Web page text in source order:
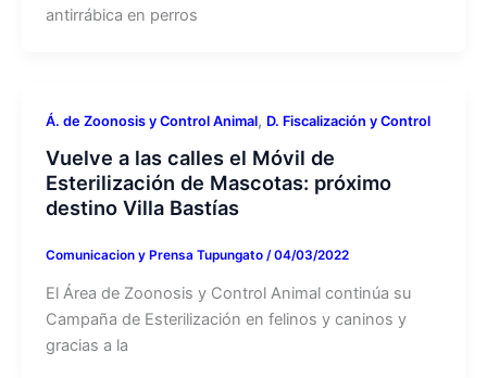
antirrábica en perros
Á. de Zoonosis y Control Animal, D. Fiscalización y Control
Vuelve a las calles el Móvil de
Esterilización de Mascotas: próximo
destino Villa Bastías
Comunicacion y Prensa Tupungato /04/03/2022
El Área de Zoonosis y Control Animal continúa su
Campaña de Esterilización en felinos y caninos y
gracias a la